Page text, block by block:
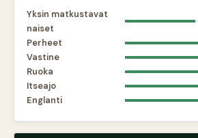
Yksin matkustavat
naiset
Perheet
Vastine
Ruoka
Itseajo
Englanti